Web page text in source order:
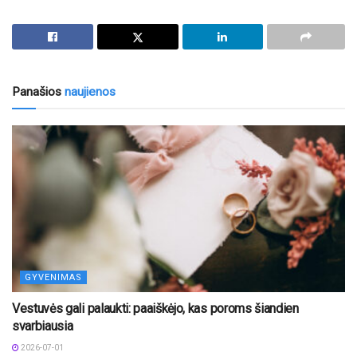
Panašios naujienos
GYVENIMAS
Vestuvės gali palaukti: paaiškėjo, kas poroms šiandien
svarbiausia
2026-07-01